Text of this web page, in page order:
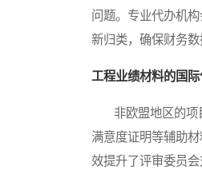
问题。专业代办机
新归类，确保财务数
工程业绩材料的国
非欧盟地区的项目
满意度证明等辅助
效提升了评审委员会